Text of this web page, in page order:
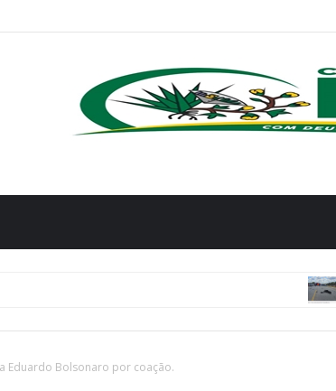
POLÍCIA
Eduardo Bolsonaro por coação.